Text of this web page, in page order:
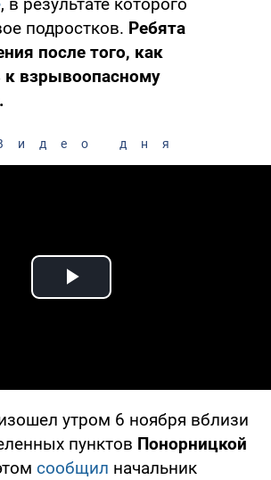
подростков. Ребята
после того, как
к взрывоопасному
дня
Play Video
утром 6 ноября вблизи
пунктов Понорницкой
сообщил начальник